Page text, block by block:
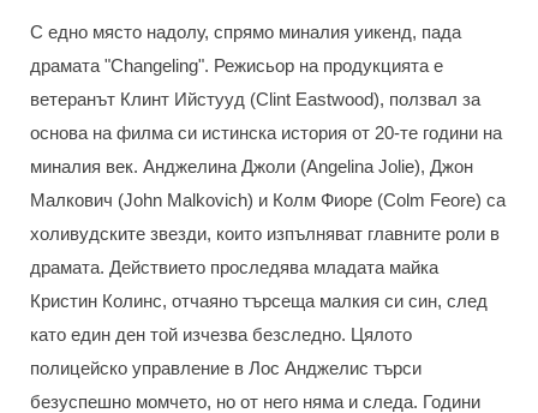
С едно място надолу, спрямо миналия уикенд, пада
драмата "Changeling". Режисьор на продукцията е
ветеранът Клинт Ийстууд (Clint Eastwood), ползвал за
основа на филма си истинска история от 20-те години на
миналия век. Анджелина Джоли (Angelina Jolie), Джон
Малкович (John Malkovich) и Колм Фиоре (Colm Feore) са
холивудските звезди, които изпълняват главните роли в
драмата. Действието проследява младата майка
Кристин Колинс, отчаяно търсеща малкия си син, след
като един ден той изчезва безследно. Цялото
полицейско управление в Лос Анджелис търси
безуспешно момчето, но от него няма и следа. Години